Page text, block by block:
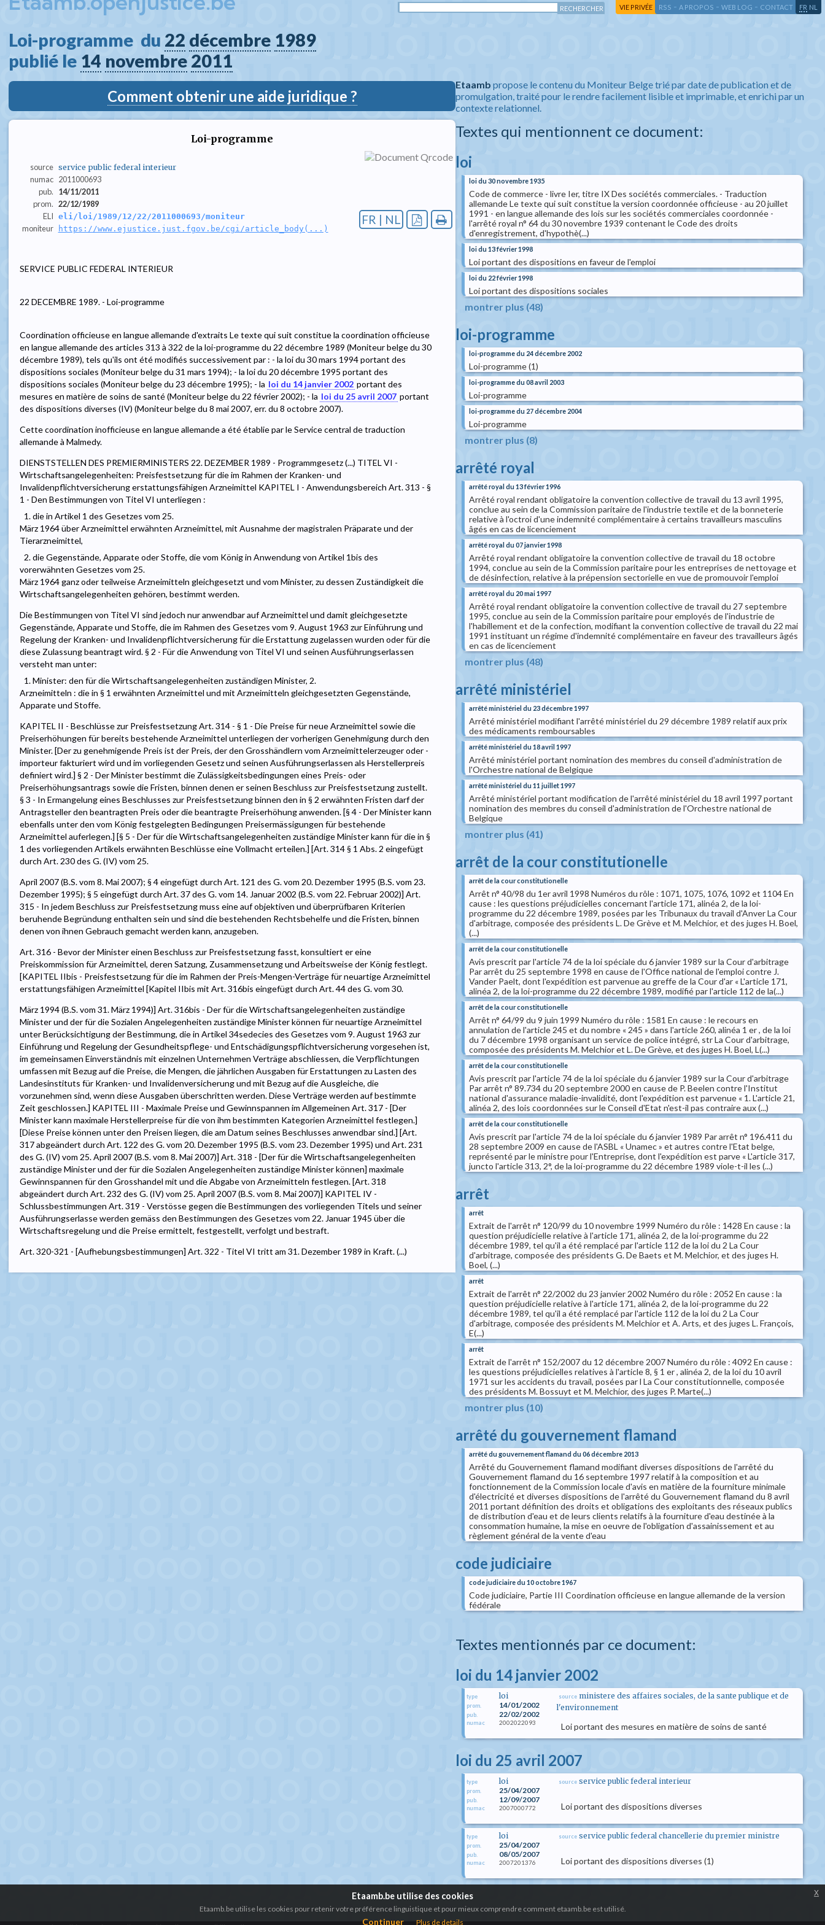
VIE PRIVÉE RSS - A PROPOS - WEB LOG - CONTACT FR NL
Loi-programme  du 22 décembre 1989
publié le 14 novembre 2011
Comment obtenir une aide juridique ?
Loi-programme
source service public federal interieur
numac 2011000693
pub.
14/11/2011
prom. 22/12/1989
ELI eli/loi/1989/12/22/2011000693/moniteur
moniteur https://www.ejustice.just.fgov.be/cgi/article_body(...)
FR | NL
SERVICE PUBLIC FEDERAL INTERIEUR
22 DECEMBRE 1989. - Loi-programme
Coordination officieuse en langue allemande d'extraits Le texte qui suit constitue la coordination officieuse
en langue allemande des articles 313 à 322 de la loi-programme du 22 décembre 1989 (Moniteur belge du 30
décembre 1989), tels qu'ils ont été modifiés successivement par : - la loi du 30 mars 1994 portant des
dispositions sociales (Moniteur belge du 31 mars 1994); - la loi du 20 décembre 1995 portant des
dispositions sociales (Moniteur belge du 23 décembre 1995); - la loi du 14 janvier 2002 portant des
mesures en matière de soins de santé (Moniteur belge du 22 février 2002); - la loi du 25 avril 2007 portant
des dispositions diverses (IV) (Moniteur belge du 8 mai 2007, err. du 8 octobre 2007).
Cette coordination inofficieuse en langue allemande a été établie par le Service central de traduction
allemande à Malmedy.
DIENSTSTELLEN DES PREMIERMINISTERS 22. DEZEMBER 1989 - Programmgesetz (...) TITEL VI -
Wirtschaftsangelegenheiten: Preisfestsetzung für die im Rahmen der Kranken- und
Invalidenpflichtversicherung erstattungsfähigen Arzneimittel KAPITEL I - Anwendungsbereich Art. 313 - §
1 - Den Bestimmungen von Titel VI unterliegen :
1. die in Artikel 1 des Gesetzes vom 25.
März 1964 über Arzneimittel erwähnten Arzneimittel, mit Ausnahme der magistralen Präparate und der
Tierarzneimittel,
2. die Gegenstände, Apparate oder Stoffe, die vom König in Anwendung von Artikel 1bis des
vorerwähnten Gesetzes vom 25.
März 1964 ganz oder teilweise Arzneimitteln gleichgesetzt und vom Minister, zu dessen Zuständigkeit die
Wirtschaftsangelegenheiten gehören, bestimmt werden.
Die Bestimmungen von Titel VI sind jedoch nur anwendbar auf Arzneimittel und damit gleichgesetzte
Gegenstände, Apparate und Stoffe, die im Rahmen des Gesetzes vom 9. August 1963 zur Einführung und
Regelung der Kranken- und Invalidenpflichtversicherung für die Erstattung zugelassen wurden oder für die
diese Zulassung beantragt wird. § 2 - Für die Anwendung von Titel VI und seinen Ausführungserlassen
versteht man unter:
1. Minister: den für die Wirtschaftsangelegenheiten zuständigen Minister, 2.
Arzneimitteln : die in § 1 erwähnten Arzneimittel und mit Arzneimitteln gleichgesetzten Gegenstände,
Apparate und Stoffe.
KAPITEL II - Beschlüsse zur Preisfestsetzung Art. 314 - § 1 - Die Preise für neue Arzneimittel sowie die
Preiserhöhungen für bereits bestehende Arzneimittel unterliegen der vorherigen Genehmigung durch den
Minister. [Der zu genehmigende Preis ist der Preis, der den Grosshändlern vom Arzneimittelerzeuger oder -
importeur fakturiert wird und im vorliegenden Gesetz und seinen Ausführungserlassen als Herstellerpreis
definiert wird.] § 2 - Der Minister bestimmt die Zulässigkeitsbedingungen eines Preis- oder
Preiserhöhungsantrags sowie die Fristen, binnen denen er seinen Beschluss zur Preisfestsetzung zustellt.
§ 3 - In Ermangelung eines Beschlusses zur Preisfestsetzung binnen den in § 2 erwähnten Fristen darf der
Antragsteller den beantragten Preis oder die beantragte Preiserhöhung anwenden. [§ 4 - Der Minister kann
ebenfalls unter den vom König festgelegten Bedingungen Preisermässigungen für bestehende
Arzneimittel auferlegen.] [§ 5 - Der für die Wirtschaftsangelegenheiten zuständige Minister kann für die in §
1 des vorliegenden Artikels erwähnten Beschlüsse eine Vollmacht erteilen.] [Art. 314 § 1 Abs. 2 eingefügt
durch Art. 230 des G. (IV) vom 25.
April 2007 (B.S. vom 8. Mai 2007); § 4 eingefügt durch Art. 121 des G. vom 20. Dezember 1995 (B.S. vom 23.
Dezember 1995); § 5 eingefügt durch Art. 37 des G. vom 14. Januar 2002 (B.S. vom 22. Februar 2002)] Art.
315 - In jedem Beschluss zur Preisfestsetzung muss eine auf objektiven und überprüfbaren Kriterien
beruhende Begründung enthalten sein und sind die bestehenden Rechtsbehelfe und die Fristen, binnen
denen von ihnen Gebrauch gemacht werden kann, anzugeben.
Art. 316 - Bevor der Minister einen Beschluss zur Preisfestsetzung fasst, konsultiert er eine
Preiskommission für Arzneimittel, deren Satzung, Zusammensetzung und Arbeitsweise der König festlegt.
[KAPITEL IIbis - Preisfestsetzung für die im Rahmen der Preis-Mengen-Verträge für neuartige Arzneimittel
erstattungsfähigen Arzneimittel [Kapitel IIbis mit Art. 316bis eingefügt durch Art. 44 des G. vom 30.
März 1994 (B.S. vom 31. März 1994)] Art. 316bis - Der für die Wirtschaftsangelegenheiten zuständige
Minister und der für die Sozialen Angelegenheiten zuständige Minister können für neuartige Arzneimittel
unter Berücksichtigung der Bestimmung, die in Artikel 34sedecies des Gesetzes vom 9. August 1963 zur
Einführung und Regelung der Gesundheitspflege- und Entschädigungspflichtversicherung vorgesehen ist,
im gemeinsamen Einverständnis mit einzelnen Unternehmen Verträge abschliessen, die Verpflichtungen
umfassen mit Bezug auf die Preise, die Mengen, die jährlichen Ausgaben für Erstattungen zu Lasten des
Landesinstituts für Kranken- und Invalidenversicherung und mit Bezug auf die Ausgleiche, die
vorzunehmen sind, wenn diese Ausgaben überschritten werden. Diese Verträge werden auf bestimmte
Zeit geschlossen.] KAPITEL III - Maximale Preise und Gewinnspannen im Allgemeinen Art. 317 - [Der
Minister kann maximale Herstellerpreise für die von ihm bestimmten Kategorien Arzneimittel festlegen.]
[Diese Preise können unter den Preisen liegen, die am Datum seines Beschlusses anwendbar sind.] [Art.
317 abgeändert durch Art. 122 des G. vom 20. Dezember 1995 (B.S. vom 23. Dezember 1995) und Art. 231
des G. (IV) vom 25. April 2007 (B.S. vom 8. Mai 2007)] Art. 318 - [Der für die Wirtschaftsangelegenheiten
zuständige Minister und der für die Sozialen Angelegenheiten zuständige Minister können] maximale
Gewinnspannen für den Grosshandel mit und die Abgabe von Arzneimitteln festlegen. [Art. 318
abgeändert durch Art. 232 des G. (IV) vom 25. April 2007 (B.S. vom 8. Mai 2007)] KAPITEL IV -
Schlussbestimmungen Art. 319 - Verstösse gegen die Bestimmungen des vorliegenden Titels und seiner
Ausführungserlasse werden gemäss den Bestimmungen des Gesetzes vom 22. Januar 1945 über die
Wirtschaftsregelung und die Preise ermittelt, festgestellt, verfolgt und bestraft.
Art. 320-321 - [Aufhebungsbestimmungen] Art. 322 - Titel VI tritt am 31. Dezember 1989 in Kraft. (...)
Etaamb propose le contenu du Moniteur Belge trié par date de publication et de
promulgation, traité pour le rendre facilement lisible et imprimable, et enrichi par un
contexte relationnel.
Textes qui mentionnent ce document:
loi
loi du 30 novembre 1935
Code de commerce - livre Ier, titre IX Des sociétés commerciales. - Traduction
allemande Le texte qui suit constitue la version coordonnée officieuse - au 20 juillet
1991 - en langue allemande des lois sur les sociétés commerciales coordonnée -
l'arrêté royal n° 64 du 30 novembre 1939 contenant le Code des droits
d'enregistrement, d'hypothè(...)
loi du 13 février 1998
Loi portant des dispositions en faveur de l'emploi
loi du 22 février 1998
Loi portant des dispositions sociales
montrer plus (48)
loi-programme
loi-programme du 24 décembre 2002
Loi-programme (1)
loi-programme du 08 avril 2003
Loi-programme
loi-programme du 27 décembre 2004
Loi-programme
montrer plus (8)
arrêté royal
arrêté royal du 13 février 1996
Arrêté royal rendant obligatoire la convention collective de travail du 13 avril 1995,
conclue au sein de la Commission paritaire de l'industrie textile et de la bonneterie
relative à l'octroi d'une indemnité complémentaire à certains travailleurs masculins
âgés en cas de licenciement
arrêté royal du 07 janvier 1998
Arrêté royal rendant obligatoire la convention collective de travail du 18 octobre
1994, conclue au sein de la Commission paritaire pour les entreprises de nettoyage et
de désinfection, relative à la prépension sectorielle en vue de promouvoir l'emploi
arrêté royal du 20 mai 1997
Arrêté royal rendant obligatoire la convention collective de travail du 27 septembre
1995, conclue au sein de la Commission paritaire pour employés de l'industrie de
l'habillement et de la confection, modifiant la convention collective de travail du 22 mai
1991 instituant un régime d'indemnité complémentaire en faveur des travailleurs âgés
en cas de licenciement
montrer plus (48)
arrêté ministériel
arrêté ministériel du 23 décembre 1997
Arrêté ministériel modifiant l'arrêté ministériel du 29 décembre 1989 relatif aux prix
des médicaments remboursables
arrêté ministériel du 18 avril 1997
Arrêté ministériel portant nomination des membres du conseil d'administration de
l'Orchestre national de Belgique
arrêté ministériel du 11 juillet 1997
Arrêté ministériel portant modification de l'arrêté ministériel du 18 avril 1997 portant
nomination des membres du conseil d'administration de l'Orchestre national de
Belgique
montrer plus (41)
arrêt de la cour constitutionelle
arrêt de la cour constitutionelle
Arrêt n° 40/98 du 1er avril 1998 Numéros du rôle : 1071, 1075, 1076, 1092 et 1104 En
cause : les questions préjudicielles concernant l'article 171, alinéa 2, de la loi-
programme du 22 décembre 1989, posées par les Tribunaux du travail d'Anver La Cour
d'arbitrage, composée des présidents L. De Grève et M. Melchior, et des juges H. Boel,
(...)
arrêt de la cour constitutionelle
Avis prescrit par l'article 74 de la loi spéciale du 6 janvier 1989 sur la Cour d'arbitrage
Par arrêt du 25 septembre 1998 en cause de l'Office national de l'emploi contre J.
Vander Paelt, dont l'expédition est parvenue au greffe de la Cour d'ar « L'article 171,
alinéa 2, de la loi-programme du 22 décembre 1989, modifié par l'article 112 de la(...)
arrêt de la cour constitutionelle
Arrêt n° 64/99 du 9 juin 1999 Numéro du rôle : 1581 En cause : le recours en
annulation de l'article 245 et du nombre « 245 » dans l'article 260, alinéa 1 er , de la loi
du 7 décembre 1998 organisant un service de police intégré, str La Cour d'arbitrage,
composée des présidents M. Melchior et L. De Grève, et des juges H. Boel, L(...)
arrêt de la cour constitutionelle
Avis prescrit par l'article 74 de la loi spéciale du 6 janvier 1989 sur la Cour d'arbitrage
Par arrêt n° 89.734 du 20 septembre 2000 en cause de P. Beelen contre l'Institut
national d'assurance maladie-invalidité, dont l'expédition est parvenue « 1. L'article 21,
alinéa 2, des lois coordonnées sur le Conseil d'Etat n'est-il pas contraire aux (...)
arrêt de la cour constitutionelle
Avis prescrit par l'article 74 de la loi spéciale du 6 janvier 1989 Par arrêt n° 196.411 du
28 septembre 2009 en cause de l'ASBL « Unamec » et autres contre l'Etat belge,
représenté par le ministre pour l'Entreprise, dont l'expédition est parve « L'article 317,
juncto l'article 313, 2°, de la loi-programme du 22 décembre 1989 viole-t-il les (...)
arrêt
arrêt
Extrait de l'arrêt n° 120/99 du 10 novembre 1999 Numéro du rôle : 1428 En cause : la
question préjudicielle relative à l'article 171, alinéa 2, de la loi-programme du 22
décembre 1989, tel qu'il a été remplacé par l'article 112 de la loi du 2 La Cour
d'arbitrage, composée des présidents G. De Baets et M. Melchior, et des juges H.
Boel, (...)
arrêt
Extrait de l'arrêt n° 22/2002 du 23 janvier 2002 Numéro du rôle : 2052 En cause : la
question préjudicielle relative à l'article 171, alinéa 2, de la loi-programme du 22
décembre 1989, tel qu'il a été remplacé par l'article 112 de la loi du 2 La Cour
d'arbitrage, composée des présidents M. Melchior et A. Arts, et des juges L. François,
E(...)
arrêt
Extrait de l'arrêt n° 152/2007 du 12 décembre 2007 Numéro du rôle : 4092 En cause :
les questions préjudicielles relatives à l'article 8, § 1 er , alinéa 2, de la loi du 10 avril
1971 sur les accidents du travail, posées par l La Cour constitutionnelle, composée
des présidents M. Bossuyt et M. Melchior, des juges P. Marte(...)
montrer plus (10)
arrêté du gouvernement flamand
arrêté du gouvernement flamand du 06 décembre 2013
Arrêté du Gouvernement flamand modifiant diverses dispositions de l'arrêté du
Gouvernement flamand du 16 septembre 1997 relatif à la composition et au
fonctionnement de la Commission locale d'avis en matière de la fourniture minimale
d'électricité et diverses dispositions de l'arrêté du Gouvernement flamand du 8 avril
2011 portant définition des droits et obligations des exploitants des réseaux publics
de distribution d'eau et de leurs clients relatifs à la fourniture d'eau destinée à la
consommation humaine, la mise en oeuvre de l'obligation d'assainissement et au
règlement général de la vente d'eau
code judiciaire
code judiciaire du 10 octobre 1967
Code judiciaire, Partie III Coordination officieuse en langue allemande de la version
fédérale
Textes mentionnés par ce document:
loi du 14 janvier 2002
type loi
prom. 14/01/2002
pub. 22/02/2002
numac 2002022093
source ministere des affaires sociales, de la sante publique et de
l'environnement
Loi portant des mesures en matière de soins de santé
loi du 25 avril 2007
type loi
prom. 25/04/2007
pub. 12/09/2007
numac 2007000772
source service public federal interieur
Loi portant des dispositions diverses
type loi
prom. 25/04/2007
pub. 08/05/2007
numac 2007201376
source service public federal chancellerie du premier ministre
Loi portant des dispositions diverses (1)
Etaamb.be utilise des cookies
Etaamb.be utilise les cookies pour retenir votre préférence linguistique et pour mieux comprendre comment etaamb.be est utilisé.
Continuer Plus de details
x